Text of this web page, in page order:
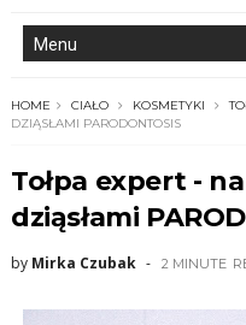
HOME CIAŁO KOSMETYKI
DZIĄSŁAMI PARODONTOSIS
Tołpa expert -
dziąsłami
by Mirka Czubak 2 MINUTE